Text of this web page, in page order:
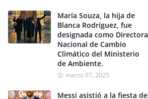
María Souza, la hija de
Blanca Rodríguez, fue
designada como Directora
Nacional de Cambio
Climático del Ministerio
de Ambiente.
marzo 07, 2025
Messi asistió a la fiesta de